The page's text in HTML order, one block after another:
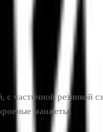
с частичной резинкой
манжеты.